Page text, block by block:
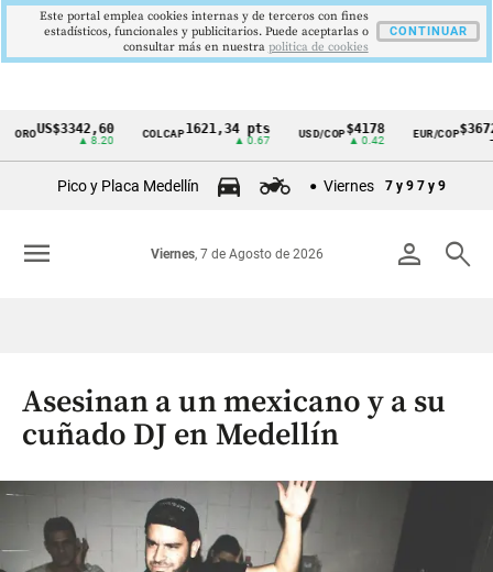
Cintillo
Colombia
OROUS$3342,60
▲ 8.20
COLCAP1621,34 pts
▲ 0.67
USD/COP$4178
▲ 0.42
EUR/COP$3672
Pico y Placa Medellín Viernes 7 y 9 7 y 9
person search
Viernes, 7 de Agosto de 2026
menu
Asesinan a un mexicano y a su
cuñado DJ en Medellín
Este portal emplea cookies internas y de terceros con fines
estadísticos, funcionales y publicitarios. Puede aceptarlas o
consultar más en nuestra politica de cookies
CONTINUAR